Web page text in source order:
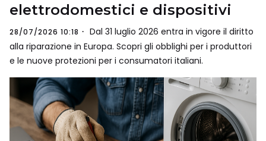
elettrodomestici e dispositivi
28/07/2026 10:18
Dal 31 luglio 2026 entra in vigore il diritto
alla riparazione in Europa. Scopri gli obblighi per i produttori
e le nuove protezioni per i consumatori italiani.